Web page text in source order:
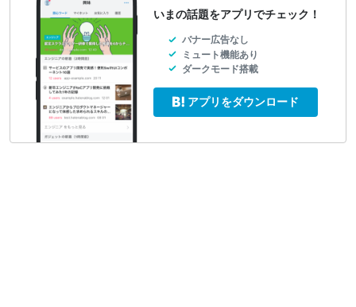
いまの話題をアプリでチェック！
バナー広告なし
ミュート機能あり
ダークモード搭載
アプリをダウンロード